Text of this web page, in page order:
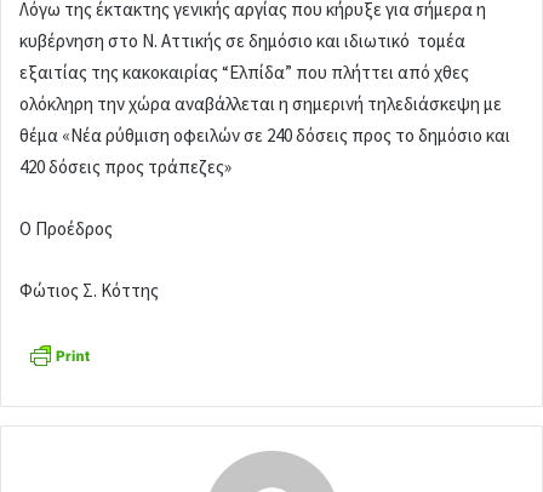
Λόγω της έκτακτης γενικής αργίας που κήρυξε για σήμερα η
κυβέρνηση στο Ν. Αττικής σε δημόσιο και ιδιωτικό τομέα
εξαιτίας της κακοκαιρίας “Ελπίδα” που πλήττει από χθες
ολόκληρη την χώρα αναβάλλεται η σημερινή τηλεδιάσκεψη με
θέμα «Νέα ρύθμιση οφειλών σε 240 δόσεις προς το δημόσιο και
420 δόσεις προς τράπεζες»
Ο Προέδρος
Φώτιος Σ. Κόττης